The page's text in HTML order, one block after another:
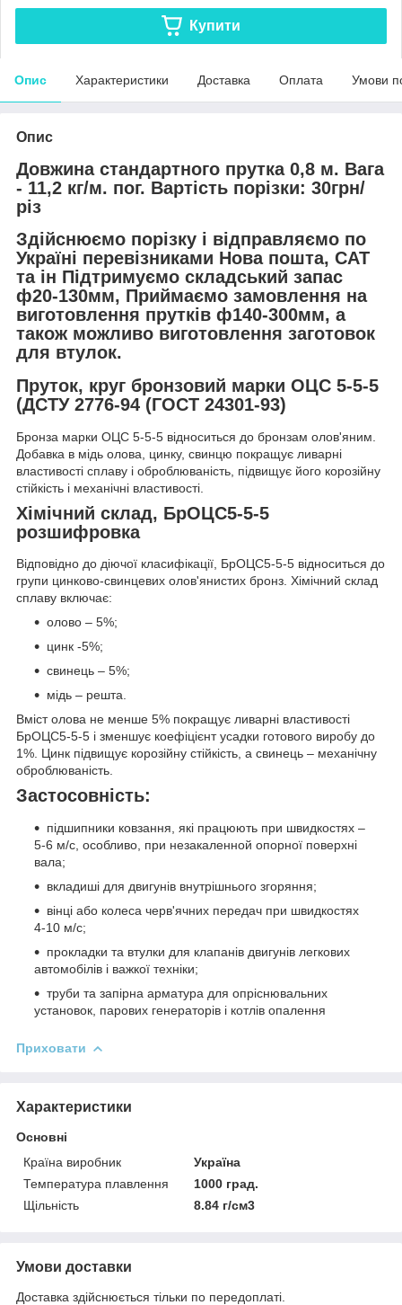
Купити
Опис Характеристики Доставка Оплата Умови
Опис
Довжина стандартного прутка 0,8 м. Вага
- 11,2 кг/м. пог. Вартість порізки: 30грн/
різ
Здійснюємо порізку і відправляємо по
Україні перевізниками Нова пошта, САТ
та ін Підтримуємо складський запас
ф20-130мм, Приймаємо замовлення на
виготовлення прутків ф140-300мм, а
також можливо виготовлення заготовок
для втулок.
Пруток, круг бронзовий марки ОЦС 5-5-5
(ДСТУ 2776-94 (ГОСТ 24301-93)
Бронза марки ОЦС 5-5-5 відноситься до бронзам олов'яним.
Добавка в мідь олова, цинку, свинцю покращує ливарні
властивості сплаву і оброблюваність, підвищує його корозійну
стійкість і механічні властивості.
Хімічний склад, БрОЦС5-5-5
розшифровка
Відповідно до діючої класифікації, БрОЦС5-5-5 відноситься до
групи цинково-свинцевих олов'янистих бронз. Хімічний склад
сплаву включає:
олово – 5%;
цинк -5%;
свинець – 5%;
мідь – решта.
Вміст олова не менше 5% покращує ливарні властивості
БрОЦС5-5-5 і зменшує коефіцієнт усадки готового виробу до
1%. Цинк підвищує корозійну стійкість, а свинець – механічну
оброблюваність.
Застосовність:
підшипники ковзання, які працюють при швидкостях –
5-6 м/с, особливо, при незакаленной опорної поверхні
вала;
вкладиші для двигунів внутрішнього згоряння;
вінці або колеса черв'ячних передач при швидкостях
4-10 м/с;
прокладки та втулки для клапанів двигунів легкових
автомобілів і важкої техніки;
труби та запірна арматура для опріснювальних
установок, парових генераторів і котлів опалення
Приховати
Характеристики
Основні
Країна виробник
Україна
Температура плавлення
1000 град.
Щільність
8.84 г/см3
Умови доставки
Доставка здійснюється тільки по передоплаті.